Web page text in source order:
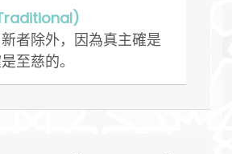
者除外，因為真主確是
至慈的。